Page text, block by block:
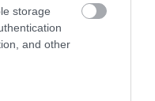
storage
and other